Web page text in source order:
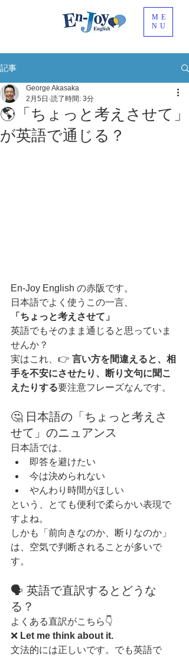
ME
NU
記事
🌎「ちょっと考えさせて」
が英語で通じる？
George Akasaka
2月5日 読了時間: 3分
En-Joy English の赤阪です。
日本語でよく使うこの一言、
「ちょっと考えさせて」
英語でもそのまま通じると思っていま
せんか？
実はこれ、👉 言い方を間違えると、相
手を不安にさせたり、断り文句に聞こ
えたりする要注意フレーズなんです。
🤔 日本語の「ちょっと考えさ
せて」のニュアンス
日本語では、
即答を避けたい
今は決められない
やんわり時間がほしい
という、とても便利で柔らかい表現で
すよね。
しかも「前向きなのか、断りなのか」
は、空気で判断されることが多いで
す。
🗣️ 英語で直訳するとどうな
る？
よくある直訳がこちら👇
❌ Let me think about it.
文法的には正しいです。でも英語で